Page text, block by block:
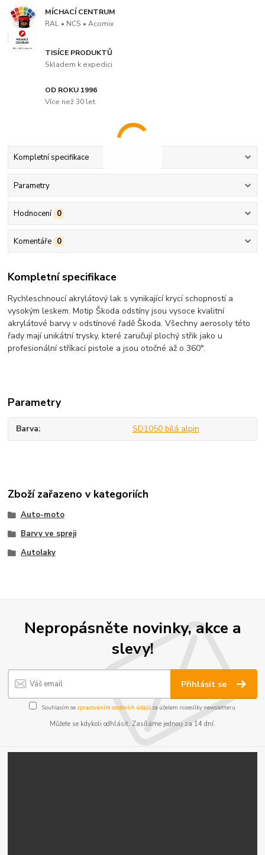
MÍCHACÍ CENTRUM
RAL • NCS • Acomix
TISÍCE PRODUKTŮ
Skladem k expedici
OD ROKU 1996
Více než 30 let
Kompletní specifikace
Parametry
Hodnocení 0
Komentáře 0
Kompletní specifikace
Rychleschnoucí akrylátový lak s vynikající krycí schopností a
vysokým leskem. Motip Škoda odstíny jsou vysoce kvalitní
akrylátové barvy v odstínové řadě Škoda. Všechny aerosoly této
řady mají unikátní trysky, které zaručují plochý střik jako u
profesionální stříkací pistole a jsou otočné až o 360°.
Parametry
Barva SD1050 bílá alpin
Zboží zařazeno v kategoriích
Auto-moto
Barvy ve spreji
Autolaky
Nepropásněte novinky, akce a
slevy!
Přihlásit se
Souhlasím se zpracováním osobních údajůza účelem rozesílky newsletteru.
Můžete se kdykoli odhlásit. Zasíláme jednou za 14 dní.